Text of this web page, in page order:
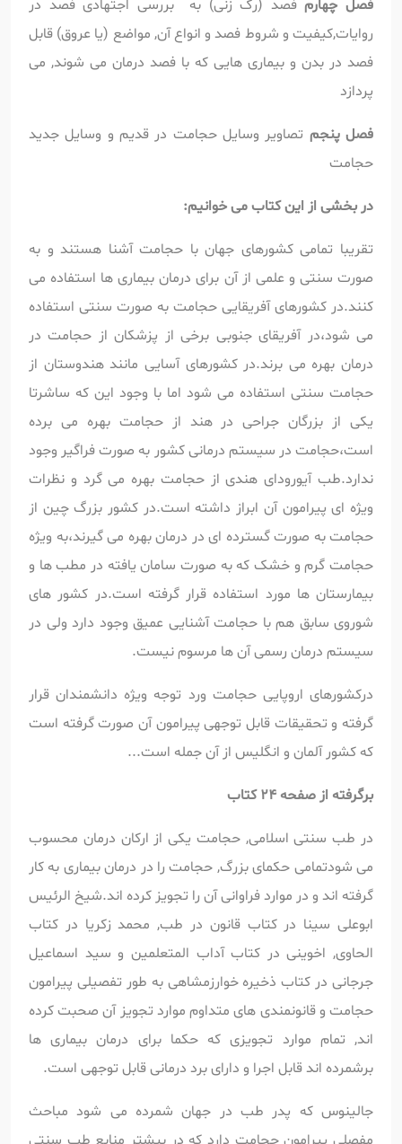
فصل چهارمفصد (رگ زنی) به بررسی اجتهادی فصد در
روایات,کیفیت و شروط فصد و انواع آن, مواضع (یا عروق) قابل
فصد در بدن و بیماری هایی که با فصد درمان می شوند, می
پردازد
فصل پنجم تصاویر وسایل حجامت در قدیم و وسایل جدید
حجامت
در بخشی از این کتاب می خوانیم:
تقریبا تمامی کشورهای جهان با حجامت آشنا هستند و به
صورت سنتی و علمی از آن برای درمان بیماری ها استفاده می
کنند.در کشورهای آفریقایی حجامت به صورت سنتی استفاده
می شود،در آفریقای جنوبی برخی از پزشکان از حجامت در
درمان بهره می برند.در کشورهای آسایی مانند هندوستان از
حجامت سنتی استفاده می شود اما با وجود این که ساشرتا
یکی از بزرگان جراحی در هند از حجامت بهره می برده
است،حجامت در سیستم درمانی کشور به صورت فراگیر وجود
ندارد.طب آیورودای هندی از حجامت بهره می گرد و نظرات
ویژه ای پیرامون آن ابراز داشته است.در کشور بزرگ چین از
حجامت به صورت گسترده ای در درمان بهره می گیرند،به ویژه
حجامت گرم و خشک که به صورت سامان یافته در مطب ها و
بیمارستان ها مورد استفاده قرار گرفته است.در کشور های
شوروی سابق هم با حجامت آشنایی عمیق وجود دارد ولی در
سیستم درمان رسمی آن ها مرسوم نیست.
درکشورهای اروپایی حجامت ورد توجه ویژه دانشمندان قرار
گرفته و تحقیقات قابل توجهی پیرامون آن صورت گرفته است
که کشور آلمان و انگلیس از آن جمله است...
برگرفته از صفحه 24 کتاب
در طب سنتی اسلامی, حجامت یکی از ارکان درمان محسوب
می شودتمامی حکمای بزرگ, حجامت را در درمان بیماری به کار
گرفته اند و در موارد فراوانی آن را تجویز کرده اند.شیخ الرئیس
ابوعلی سینا در کتاب قانون در طب, محمد زکریا در کتاب
الحاوی, اخوینی در کتاب آداب المتعلمین و سید اسماعیل
جرجانی در کتاب ذخیره خوارزمشاهی به طور تفصیلی پیرامون
حجامت و قانونمندی های متداوم موارد تجویز آن صحبت کرده
اند, تمام موارد تجویزی که حکما برای درمان بیماری ها
برشمرده اند قابل اجرا و دارای برد درمانی قابل توجهی است.
جالینوس که پدر طب در جهان شمرده می شود مباحث